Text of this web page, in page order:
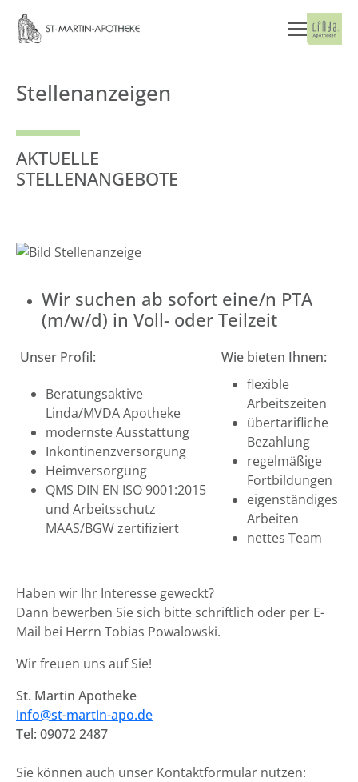
Stellenanzeigen
AKTUELLE
STELLENANGEBOTE
Wir suchen ab sofort eine/n PTA
(m/w/d) in Voll- oder Teilzeit
Unser Profil: Wie bieten Ihnen:
Beratungsaktive
Linda/MVDA Apotheke
modernste Ausstattung
Inkontinenzversorgung
Heimversorgung
QMS DIN EN ISO 9001:2015
und Arbeitsschutz
MAAS/BGW zertifiziert
flexible
Arbeitszeiten
übertarifliche
Bezahlung
regelmäßige
Fortbildungen
eigenständiges
Arbeiten
nettes Team
Haben wir Ihr Interesse geweckt?
Dann bewerben Sie sich bitte schriftlich oder per E-
Mail bei Herrn Tobias Powalowski.
Wir freuen uns auf Sie!
St. Martin Apotheke
info@st-martin-apo.de
Tel: 09072 2487
Sie können auch unser Kontaktformular nutzen: